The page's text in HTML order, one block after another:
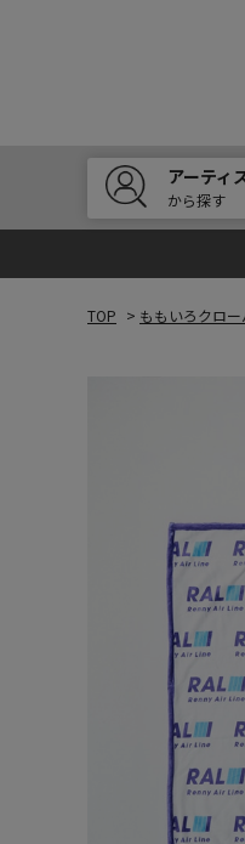
アーティ
から探す
TOP > ももいろクロ